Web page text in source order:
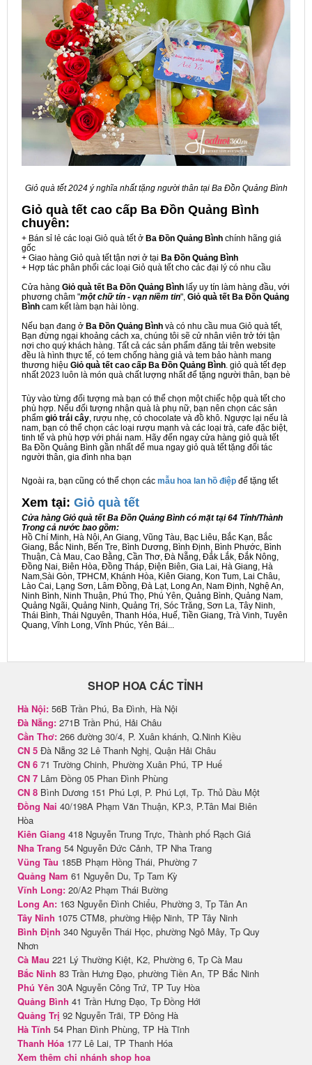
Giỏ quà tết 2024 ý nghĩa nhất tặng người thân tại Ba Đồn Quảng Bình
Giỏ quà tết cao cấp Ba Đồn Quảng Bình
chuyên:
+ Bán sỉ lẻ các loại Giỏ quà tết ở Ba Đồn Quảng Bình chính hãng giá
gốc
+ Giao hàng Giỏ quà tết tận nơi ở tại Ba Đồn Quảng Bình
+ Hợp tác phân phối các loại Giỏ quà tết cho các đại lý có nhu cầu
Cửa hàng Giỏ quà tết Ba Đồn Quảng Bình lấy uy tín làm hàng đầu, với
phương châm "một chữ tín - vạn niềm tin", Giỏ quà tết Ba Đồn Quảng
Bình cam kết làm bạn hài lòng.
Nếu bạn đang ở Ba Đồn Quảng Bình và có nhu cầu mua Giỏ quà tết,
Bạn đừng ngại khoảng cách xa, chúng tôi sẽ cử nhân viên trở tới tận
nơi cho quý khách hàng. Tất cả các sản phẩm đăng tải trên website
đều là hình thực tế, có tem chống hàng giả và tem bảo hành mang
thương hiệu Giỏ quà tết cao cấp Ba Đồn Quảng Bình. giỏ quà tết đẹp
nhất 2023 luôn là món quà chất lượng nhất để tặng người thân, bạn bè
Tùy vào từng đối tượng mà bạn có thể chọn một chiếc hộp quà tết cho
phù hợp. Nếu đối tượng nhận quà là phụ nữ, bạn nên chọn các sản
phẩm giỏ trái cây, rượu nhẹ, có chocolate và đồ khô. Ngược lại nếu là
nam, bạn có thể chọn các loại rượu mạnh và các loại trà, cafe đặc biệt,
tinh tế và phù hợp với phái nam. Hãy đến ngay cửa hàng giỏ quà tết
Ba Đồn Quảng Bình gần nhất để mua ngay giỏ quà tết tặng đối tác
người thân, gia đình nha bạn
Ngoài ra, bạn cũng có thể chọn các mẫu hoa lan hồ điệp để tặng tết
Xem tại: Giỏ quà tết
Cửa hàng Giỏ quà tết Ba Đồn Quảng Bình có mặt tại 64 Tỉnh/Thành
Trong cả nước bao gồm:
Hồ Chí Minh, Hà Nội, An Giang, Vũng Tàu, Bạc Liêu, Bắc Kạn, Bắc
Giang, Bắc Ninh, Bến Tre, Bình Dương, Bình Định, Bình Phước, Bình
Thuận, Cà Mau, Cao Bằng, Cần Thơ, Đà Nẵng, Đắk Lắk, Đắk Nông,
Đồng Nai, Biên Hòa, Đồng Tháp, Điện Biên, Gia Lai, Hà Giang, Hà
Nam,Sài Gòn, TPHCM, Khánh Hòa, Kiên Giang, Kon Tum, Lai Châu,
Lào Cai, Lạng Sơn, Lâm Đồng, Đà Lạt, Long An, Nam Định, Nghệ An,
Ninh Bình, Ninh Thuận, Phú Thọ, Phú Yên, Quảng Bình, Quảng Nam,
Quảng Ngãi, Quảng Ninh, Quảng Trị, Sóc Trăng, Sơn La, Tây Ninh,
Thái Bình, Thái Nguyên, Thanh Hóa, Huế, Tiền Giang, Trà Vinh, Tuyên
Quang, Vĩnh Long, Vĩnh Phúc, Yên Bái...
SHOP HOA CÁC TỈNH
Hà Nội: 56B Trần Phú, Ba Đình, Hà Nội
Đà Nẵng: 271B Trần Phú, Hải Châu
Cần Thơ: 266 đường 30/4, P. Xuân khánh, Q.Ninh Kiều
CN 5 Đà Nẵng 32 Lê Thanh Nghị, Quận Hải Châu
CN 6 71 Trường Chinh, Phường Xuân Phú, TP Huế
CN 7 Lâm Đồng 05 Phan Đình Phùng
CN 8 Bình Dương 151 Phú Lợi, P. Phú Lợi, Tp. Thủ Dầu Một
Đồng Nai 40/198A Phạm Văn Thuận, KP.3, P.Tân Mai Biên
Hòa
Kiên Giang 418 Nguyễn Trung Trực, Thành phố Rạch Giá
Nha Trang 54 Nguyễn Đức Cảnh, TP Nha Trang
Vũng Tàu 185B Phạm Hồng Thái, Phường 7
Quảng Nam 61 Nguyễn Du, Tp Tam Kỳ
Vĩnh Long: 20/A2 Phạm Thái Bường
Long An: 163 Nguyễn Đình Chiểu, Phường 3, Tp Tân An
Tây Ninh 1075 CTM8, phường Hiệp Ninh, TP Tây Ninh
Bình Định 340 Nguyễn Thái Học, phường Ngô Mây, Tp Quy
Nhơn
Cà Mau 221 Lý Thường Kiệt, K2, Phường 6, Tp Cà Mau
Bắc Ninh 83 Trần Hưng Đạo, phường Tiền An, TP Bắc Ninh
Phú Yên 30A Nguyễn Công Trứ, TP Tuy Hòa
Quảng Bình 41 Trần Hưng Đạo, Tp Đồng Hới
Quảng Trị 92 Nguyễn Trãi, TP Đông Hà
Hà Tĩnh 54 Phan Đình Phùng, TP Hà Tĩnh
Thanh Hóa 177 Lê Lai, TP Thanh Hóa
Xem thêm chi nhánh shop hoa